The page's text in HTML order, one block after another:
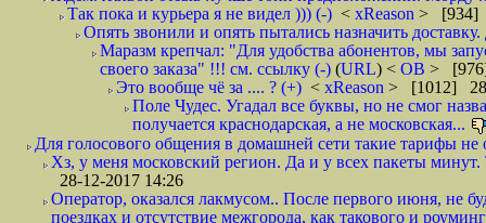
Так пока и курьера я не видел ))) (-) < xReason > [934]
Опять звонили и опять пытались назначить
Маразм крепчал: "Для удобства абонентов, мы
своего заказа" !!! см. ссылку (-) (URL) < ОВ >
Это вообще чё за .... ? (+) < xReason > [1012]
Поле Чудес. Угадал все буквы, но не смог
получается краснодарская, а не московская...
Для голосового общения в домашней сети такие тарифы не
Хз, у меня московский регион. Да и у всех пакеты
28-12-2017 14:26
Оператор, оказался лакмусом.. После первого июня, не
поездках и отсутствие межгорода, как такового и